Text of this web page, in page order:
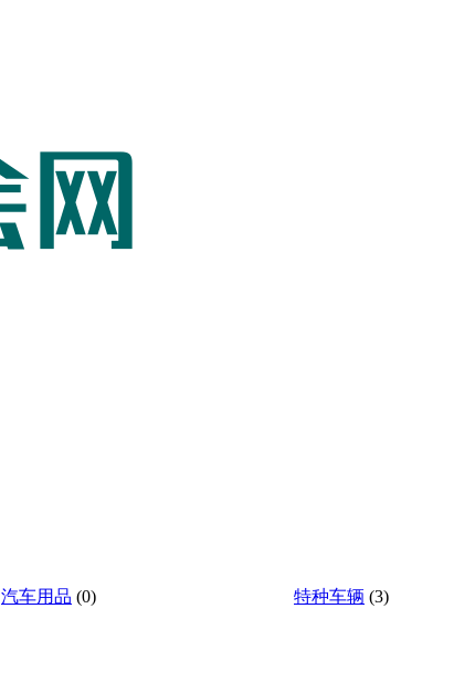
汽车用品 (0) 特种车辆 (3)